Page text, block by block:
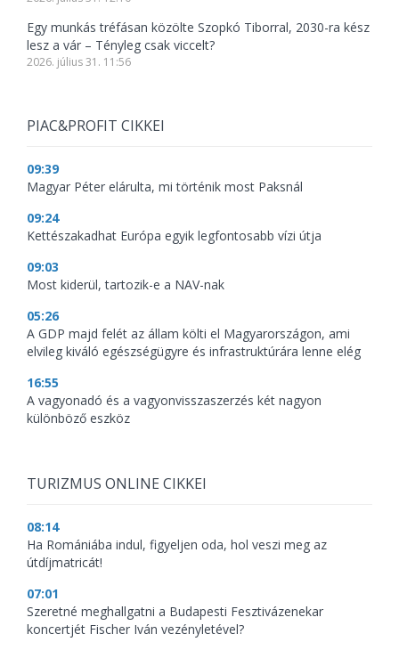
Egy munkás tréfásan közölte Szopkó Tiborral, 2030-ra kész
lesz a vár – Tényleg csak viccelt?
2026. július 31. 11:56
PIAC&PROFIT CIKKEI
09:39
Magyar Péter elárulta, mi történik most Paksnál
09:24
Kettészakadhat Európa egyik legfontosabb vízi útja
09:03
Most kiderül, tartozik-e a NAV-nak
05:26
A GDP majd felét az állam költi el Magyarországon, ami
elvileg kiváló egészségügyre és infrastruktúrára lenne elég
16:55
A vagyonadó és a vagyonvisszaszerzés két nagyon
különböző eszköz
TURIZMUS ONLINE CIKKEI
08:14
Ha Romániába indul, figyeljen oda, hol veszi meg az
útdíjmatricát!
07:01
Szeretné meghallgatni a Budapesti Fesztivázenekar
koncertjét Fischer Iván vezényletével?